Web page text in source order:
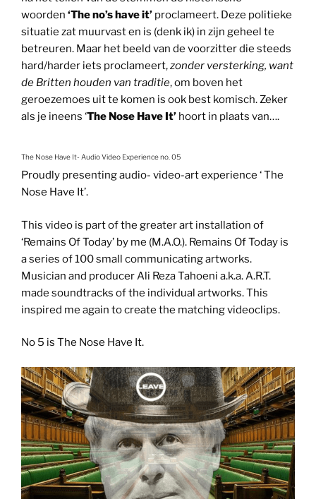
woorden ‘The no’s have it’ proclameert. Deze politieke
situatie zat muurvast en is (denk ik) in zijn geheel te
betreuren. Maar het beeld van de voorzitter die steeds
hard/harder iets proclameert,zonder versterking, want
de Britten houden van traditie, om boven het
geroezemoes uit te komen is ook best komisch. Zeker
als je ineens ‘The Nose Have It’ hoort in plaats van….
The Nose Have It- Audio Video Experience no. 05
Proudly presenting audio- video-art experience ‘ The
Nose Have It’.
This video is part of the greater art installation of
‘Remains Of Today’ by me (M.A.O.). Remains Of Today is
a series of 100 small communicating artworks.
Musician and producer Ali Reza Tahoeni a.k.a. A.R.T.
made soundtracks of the individual artworks. This
inspired me again to create the matching videoclips.
No 5 is The Nose Have It.